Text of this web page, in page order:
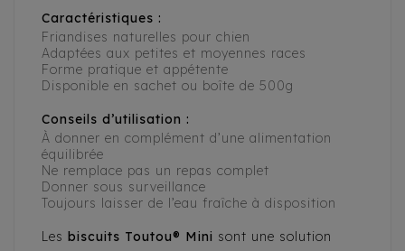
Caractéristiques :
Friandises naturelles pour chien
Adaptées aux petites et moyennes races
Forme pratique et appétente
Disponible en sachet ou boîte de 500g
Conseils d’utilisation :
À donner en complément d’une alimentation
équilibrée
Ne remplace pas un repas complet
Donner sous surveillance
Toujours laisser de l’eau fraîche à disposition
Les biscuits Toutou® Mini sont une solution